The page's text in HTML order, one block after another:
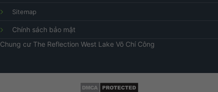
Sitemap
Chính sách bảo mật
Chung cư The Reflection West Lake Võ Chí Công